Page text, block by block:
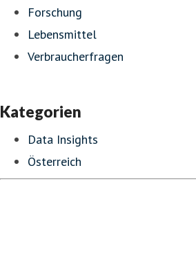
Forschung
Lebensmittel
Verbraucherfragen
Kategorien
Data Insights
Österreich